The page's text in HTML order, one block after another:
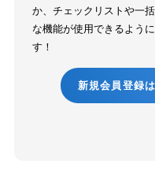
か、チェックリストや一
な機能が使用できるよう
す！
新規会員登録